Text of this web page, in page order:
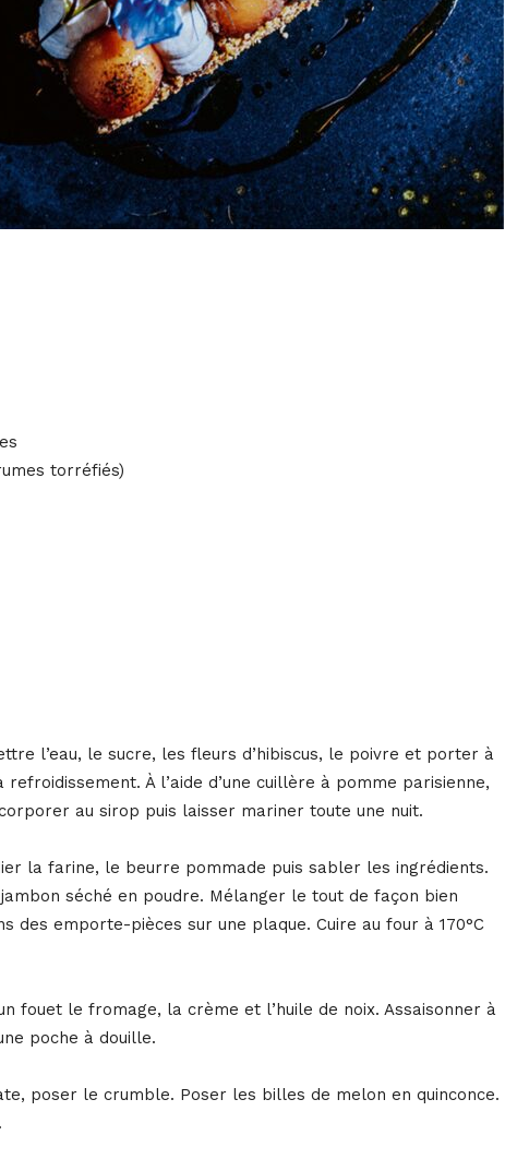
torréfiés)
l’eau, le sucre, les fleurs d’hibiscus, le poivre et porter à
refroidissement. À l’aide d’une cuillère à pomme parisienne,
au sirop puis laisser mariner toute une nuit.
la farine, le beurre pommade puis sabler les ingrédients.
séché en poudre. Mélanger le tout de façon bien
des emporte-pièces sur une plaque. Cuire au four à 170°C
fouet le fromage, la crème et l’huile de noix. Assaisonner à
poche à douille.
poser le crumble. Poser les billes de melon en quinconce.